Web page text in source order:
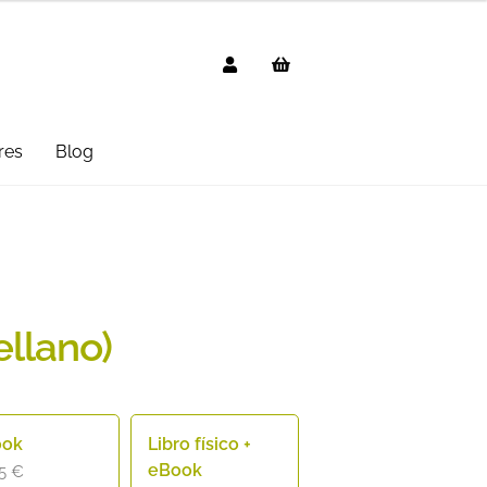
Blog
€
Libro físico +
eBook